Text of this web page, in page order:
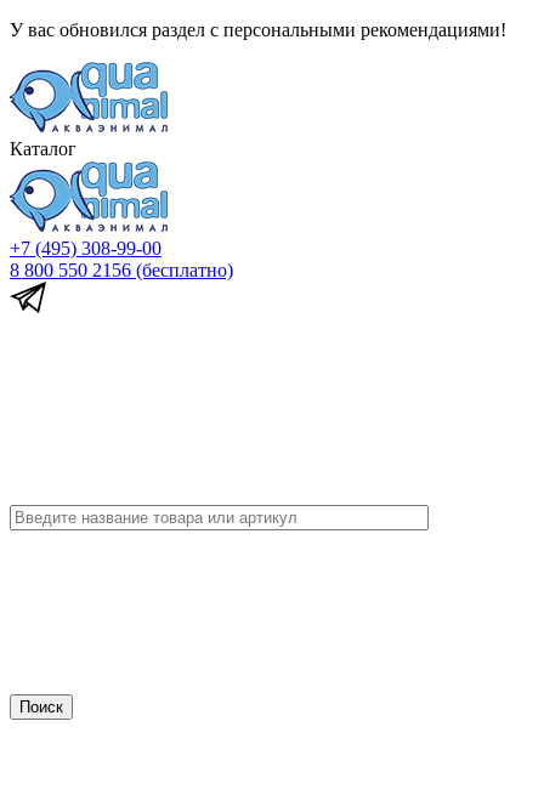
У вас обновился раздел с персональными рекомендациями!
Каталог
+7 (495) 308-99-00
8 800 550 2156 (бесплатно)